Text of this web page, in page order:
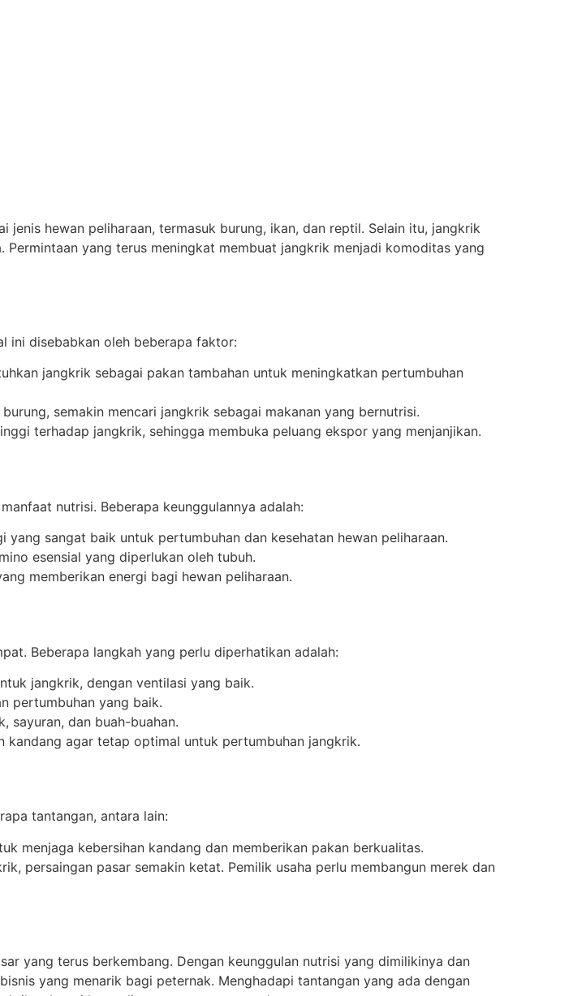
hewan peliharaan, termasuk burung, ikan, dan reptil. Selain itu, jangkrik
yang terus meningkat membuat jangkrik menjadi komoditas yang
ini disebabkan oleh beberapa faktor:
jangkrik sebagai pakan tambahan untuk meningkatkan pertumbuhan
semakin mencari jangkrik sebagai makanan yang bernutrisi.
terhadap jangkrik, sehingga membuka peluang ekspor yang menjanjikan.
nutrisi. Beberapa keunggulannya adalah:
sangat baik untuk pertumbuhan dan kesehatan hewan peliharaan.
esensial yang diperlukan oleh tubuh.
memberikan energi bagi hewan peliharaan.
Beberapa langkah yang perlu diperhatikan adalah:
jangkrik, dengan ventilasi yang baik.
pertumbuhan yang baik.
sayuran, dan buah-buahan.
kandang agar tetap optimal untuk pertumbuhan jangkrik.
tantangan, antara lain:
menjaga kebersihan kandang dan memberikan pakan berkualitas.
persaingan pasar semakin ketat. Pemilik usaha perlu membangun merek dan
yang terus berkembang. Dengan keunggulan nutrisi yang dimilikinya dan
yang menarik bagi peternak. Menghadapi tantangan yang ada dengan